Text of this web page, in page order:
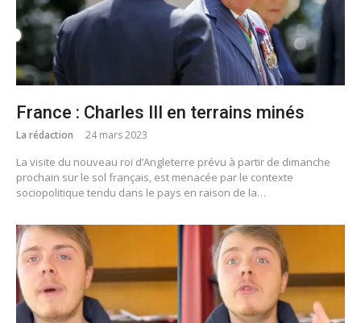
France : Charles III en terrains minés
La rédaction 24 mars 2023
La visite du nouveau roi d’Angleterre prévu à partir de dimanche
prochain sur le sol français, est menacée par le contexte
sociopolitique tendu dans le pays en raison de la…